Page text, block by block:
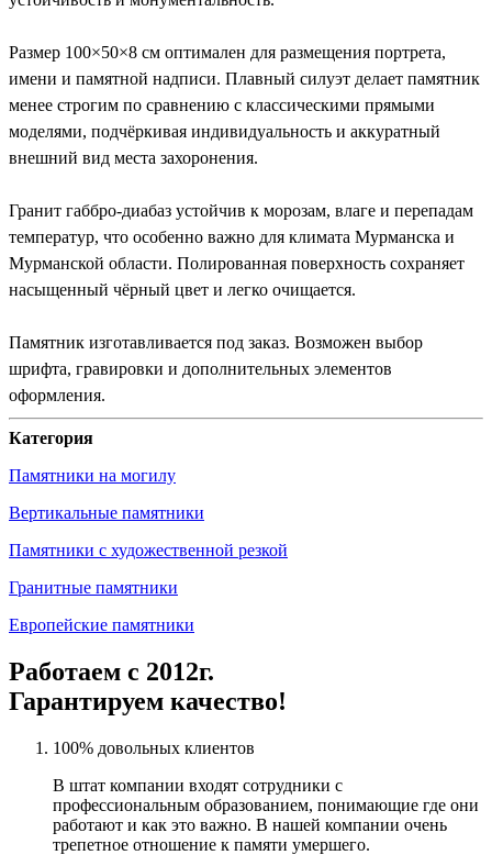
Размер 100×50×8 см оптимален для размещения портрета,
имени и памятной надписи. Плавный силуэт делает памятник
менее строгим по сравнению с классическими прямыми
моделями, подчёркивая индивидуальность и аккуратный
внешний вид места захоронения.
Гранит габбро-диабаз устойчив к морозам, влаге и перепадам
температур, что особенно важно для климата Мурманска и
Мурманской области. Полированная поверхность сохраняет
насыщенный чёрный цвет и легко очищается.
Памятник изготавливается под заказ. Возможен выбор
шрифта, гравировки и дополнительных элементов
оформления.
Категория
Памятники на могилу
Вертикальные памятники
Памятники с художественной резкой
Гранитные памятники
Европейские памятники
Работаем с 2012г.
Гарантируем качество!
100% довольных клиентов
В штат компании входят сотрудники с
профессиональным образованием, понимающие где они
работают и как это важно. В нашей компании очень
трепетное отношение к памяти умершего.